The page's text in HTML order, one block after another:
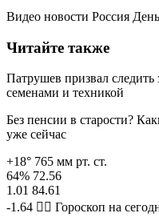
Видео новости Россия
Читайте также
Патрушев призвал следить
семенами и техникой
Без пенсии в старости?
уже сейчас
+18° 765 мм рт. ст.
64% 72.56
1.01 84.61
-1.64 🧙‍♀ Гороскоп на